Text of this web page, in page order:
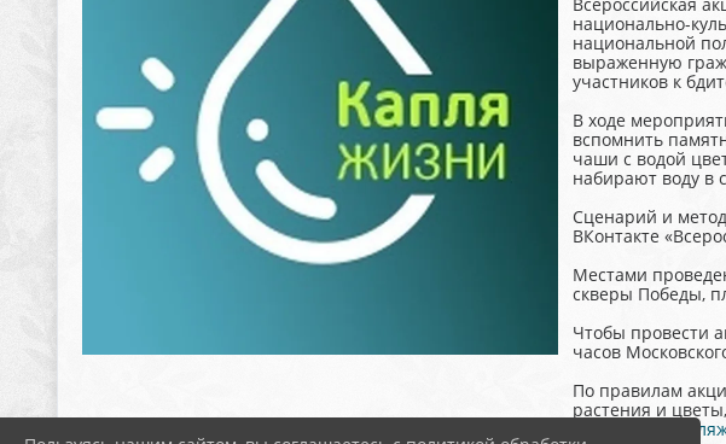
национально-
национальной
выраженную
участников к
В ходе
вспомнить
чаши с водой
набирают воду в
Сценарий и
ВКонтакте
Местами
скверы Победы,
Чтобы провести
часов
По правилам
растения и